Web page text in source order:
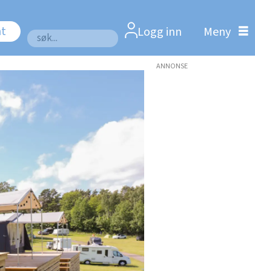
Søk
Logg inn
ANNONSE